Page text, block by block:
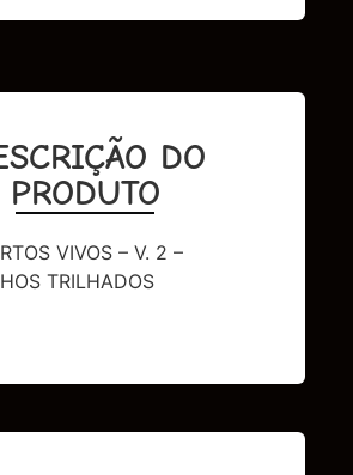
DO
PRODUTO
VIVOS – V. 2 –
TRILHADOS